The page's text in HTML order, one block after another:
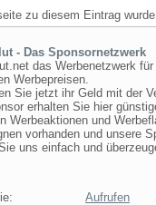
zu diesem Eintrag
- Das Sponsornetzwerk
das Werbenetzwerk
Werbepreisen.
Sie jetzt ihr Geld mit der
erhalten Sie hier
Werbeaktionen und
vorhanden und unsere
uns einfach und
Aufrufen